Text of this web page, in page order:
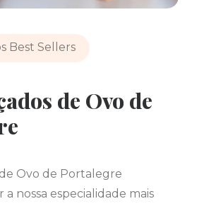
Best Sellers
de Ovo de
Ovo de Portalegre
nossa especialidade mais